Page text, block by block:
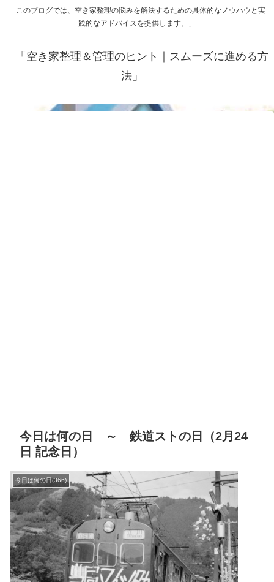
「このブログでは、空き家整理の悩みを解決するための具体的なノウハウと実
践的なアドバイスを提供します。」
「空き家整理＆管理のヒント｜スムーズに進める方
法」
今日は何の日 ～ 鉄道ストの日（2月24
日 記念日）
今日は何の日(366)